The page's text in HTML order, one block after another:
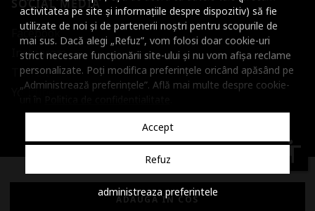
activitatea pe site și informațiile despre dispozitiv) să fie
utilizate de noi și de partenerii noștri pentru scopurile de
mai sus. Dacă alegi „Refuz”, vom folosi doar cookie-uri
strict necesare funcționării site-ului și nu vom afișa reclame
personalizate. Poți modifica preferințele oricând apăsând pe
„Administrează preferințele”. Află mai multe despre cookie-
Accept
Refuz
administreaza preferintele
ADAUGA IN COS
SOCIAL MEDIA
Facebook
Instagram
TikTok
Youtube
© 2001 - 2026 Dante International, CUI: 14399840, Reg. Com.
accessibility
Micsoreaza
Mareste inaltimea
Micsoreaza
Inverseaza culorile
Nuante de gri
Cursor mare
Subliniaza link-urile